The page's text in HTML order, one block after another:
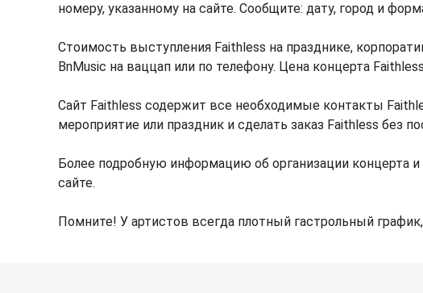
номеру, указанному на сайте. Сообщите: дату, город и
Стоимость выступления Faithless на празднике,
BnMusic на ваццап или по телефону. Цена концерта
Сайт Faithless содержит все необходимые контакты
мероприятие или праздник и сделать заказ Faithless без
Более подробную информацию об организации концерта
сайте.
Помните! У артистов всегда плотный гастрольный